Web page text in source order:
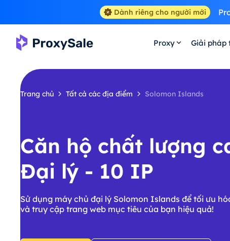
Dành riêng cho người mới
Proxy Giải pháp
Trang chủ Tất cả các địa điểm Solomon Islands
Căn hộ chất lượng
Đại lý - 10 IP
Sử dụng máy chủ đại lý Solomon Islands để tối ưu
và truy cập trang web mục tiêu của bạn hiệu quả!